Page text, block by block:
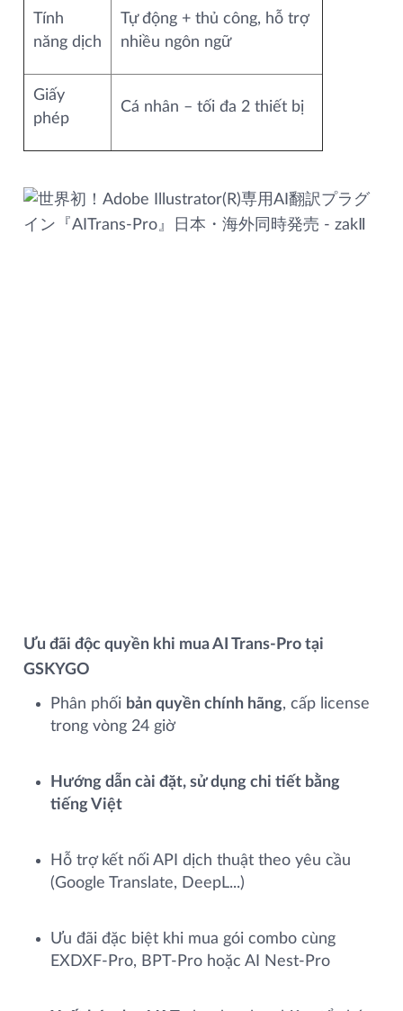
Tính
năng dịch
Tự động + thủ công, hỗ trợ
nhiều ngôn ngữ
Giấy
phép
Cá nhân – tối đa 2 thiết bị
Ưu đãi độc quyền khi mua AI Trans‑Pro tại
GSKYGO
Phân phối bản quyền chính hãng, cấp license
trong vòng 24 giờ
Hướng dẫn cài đặt, sử dụng chi tiết bằng
tiếng Việt
Hỗ trợ kết nối API dịch thuật theo yêu cầu
(Google Translate, DeepL...)
Ưu đãi đặc biệt khi mua gói combo cùng
EXDXF‑Pro, BPT‑Pro hoặc AI Nest‑Pro